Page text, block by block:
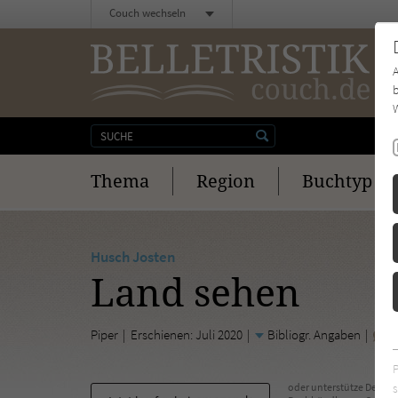
Thema Region Buchtyp
Couch wechseln
Husch Josten
Land sehen
Piper Erschienen: Juli 2020 Bibliogr. Angaben
oder unterstütze Deinen